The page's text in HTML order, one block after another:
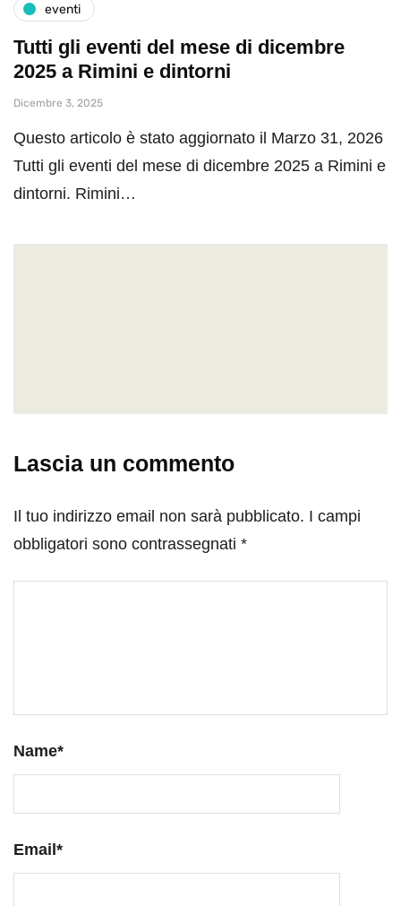
eventi
Tutti gli eventi del mese di dicembre
2025 a Rimini e dintorni
Dicembre 3, 2025
Questo articolo è stato aggiornato il Marzo 31, 2026
Tutti gli eventi del mese di dicembre 2025 a Rimini e
dintorni. Rimini…
Lascia un commento
Il tuo indirizzo email non sarà pubblicato. I campi
obbligatori sono contrassegnati *
Name*
Email *